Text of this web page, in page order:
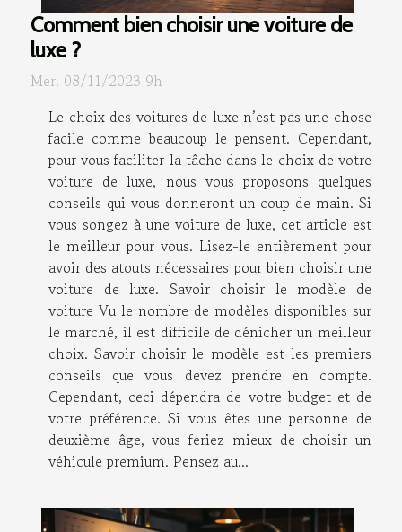
Comment bien choisir une voiture de
luxe ?
Mer. 08/11/2023 9h
Le choix des voitures de luxe n’est pas une chose
facile comme beaucoup le pensent. Cependant,
pour vous faciliter la tâche dans le choix de votre
voiture de luxe, nous vous proposons quelques
conseils qui vous donneront un coup de main. Si
vous songez à une voiture de luxe, cet article est
le meilleur pour vous. Lisez-le entièrement pour
avoir des atouts nécessaires pour bien choisir une
voiture de luxe. Savoir choisir le modèle de
voiture Vu le nombre de modèles disponibles sur
le marché, il est difficile de dénicher un meilleur
choix. Savoir choisir le modèle est les premiers
conseils que vous devez prendre en compte.
Cependant, ceci dépendra de votre budget et de
votre préférence. Si vous êtes une personne de
deuxième âge, vous feriez mieux de choisir un
véhicule premium. Pensez au...